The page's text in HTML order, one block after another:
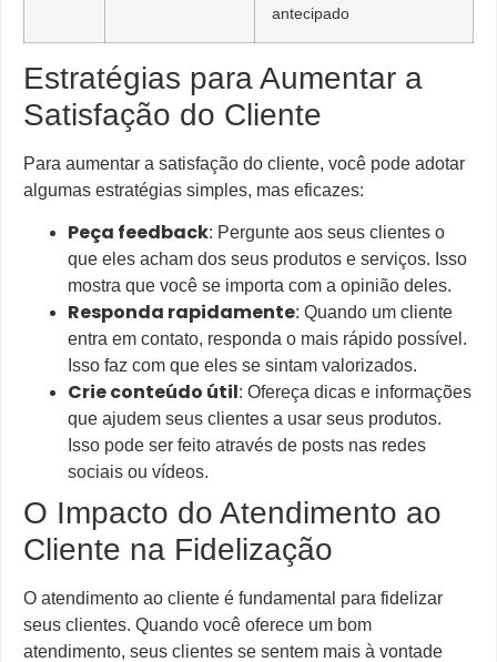
antecipado
Estratégias para Aumentar a
Satisfação do Cliente
Para aumentar a satisfação do cliente, você pode adotar
algumas estratégias simples, mas eficazes:
Peça feedback: Pergunte aos seus clientes o
que eles acham dos seus produtos e serviços. Isso
mostra que você se importa com a opinião deles.
Responda rapidamente: Quando um cliente
entra em contato, responda o mais rápido possível.
Isso faz com que eles se sintam valorizados.
Crie conteúdo útil: Ofereça dicas e informações
que ajudem seus clientes a usar seus produtos.
Isso pode ser feito através de posts nas redes
sociais ou vídeos.
O Impacto do Atendimento ao
Cliente na Fidelização
O atendimento ao cliente é fundamental para fidelizar
seus clientes. Quando você oferece um bom
atendimento, seus clientes se sentem mais à vontade